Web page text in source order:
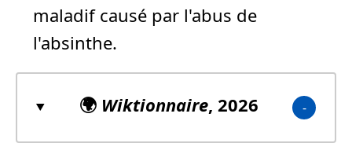
maladif causé par l'abus de
l'absinthe.
🌍 Wiktionnaire, 2026